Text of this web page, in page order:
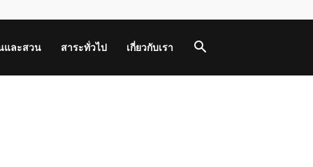
และสวน สาระทั่วไป เกี่ยวกับเรา